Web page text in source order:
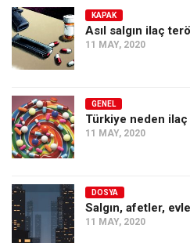
KAPAK
Asıl salgın ilaç
11 MAY, 2020
GENEL
Türkiye neden
11 MAY, 2020
DOSYA
Salgın, afetler,
11 MAY, 2020